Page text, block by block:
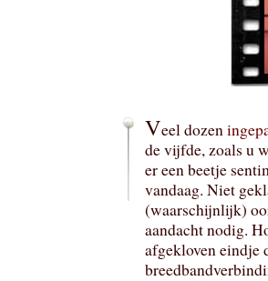
Veel dozen
de vijfde, zoals u
er een beetje
vandaag. Niet
(waarschijnlijk)
aandacht nodig.
afgekloven eindje